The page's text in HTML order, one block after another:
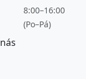
8:00–16:00
(Po–Pá)